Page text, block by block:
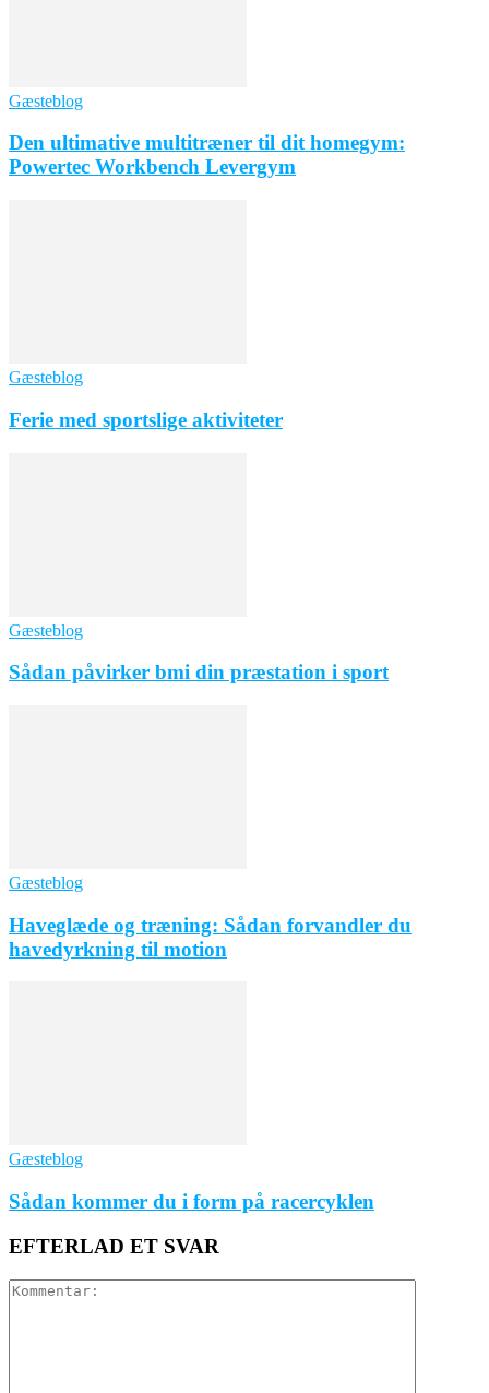
Gæsteblog
Den ultimative multitræner til dit homegym:
Powertec Workbench Levergym
Gæsteblog
Ferie med sportslige aktiviteter
Gæsteblog
Sådan påvirker bmi din præstation i sport
Gæsteblog
Haveglæde og træning: Sådan forvandler du
havedyrkning til motion
Gæsteblog
Sådan kommer du i form på racercyklen
EFTERLAD ET SVAR